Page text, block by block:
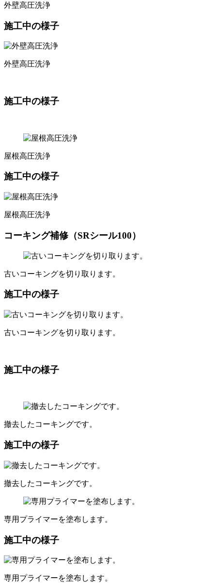
外壁高圧洗浄
施工中の様子
外壁高圧洗浄
施工中の様子
屋根高圧洗浄
施工中の様子
屋根高圧洗浄
コーキング補修（SRシール100）
古いコーキングを切り取ります。
施工中の様子
古いコーキングを切り取ります。
施工中の様子
撤去したコーキングです。
施工中の様子
撤去したコーキングです。
専用プライマーを塗布します。
施工中の様子
専用プライマーを塗布します。